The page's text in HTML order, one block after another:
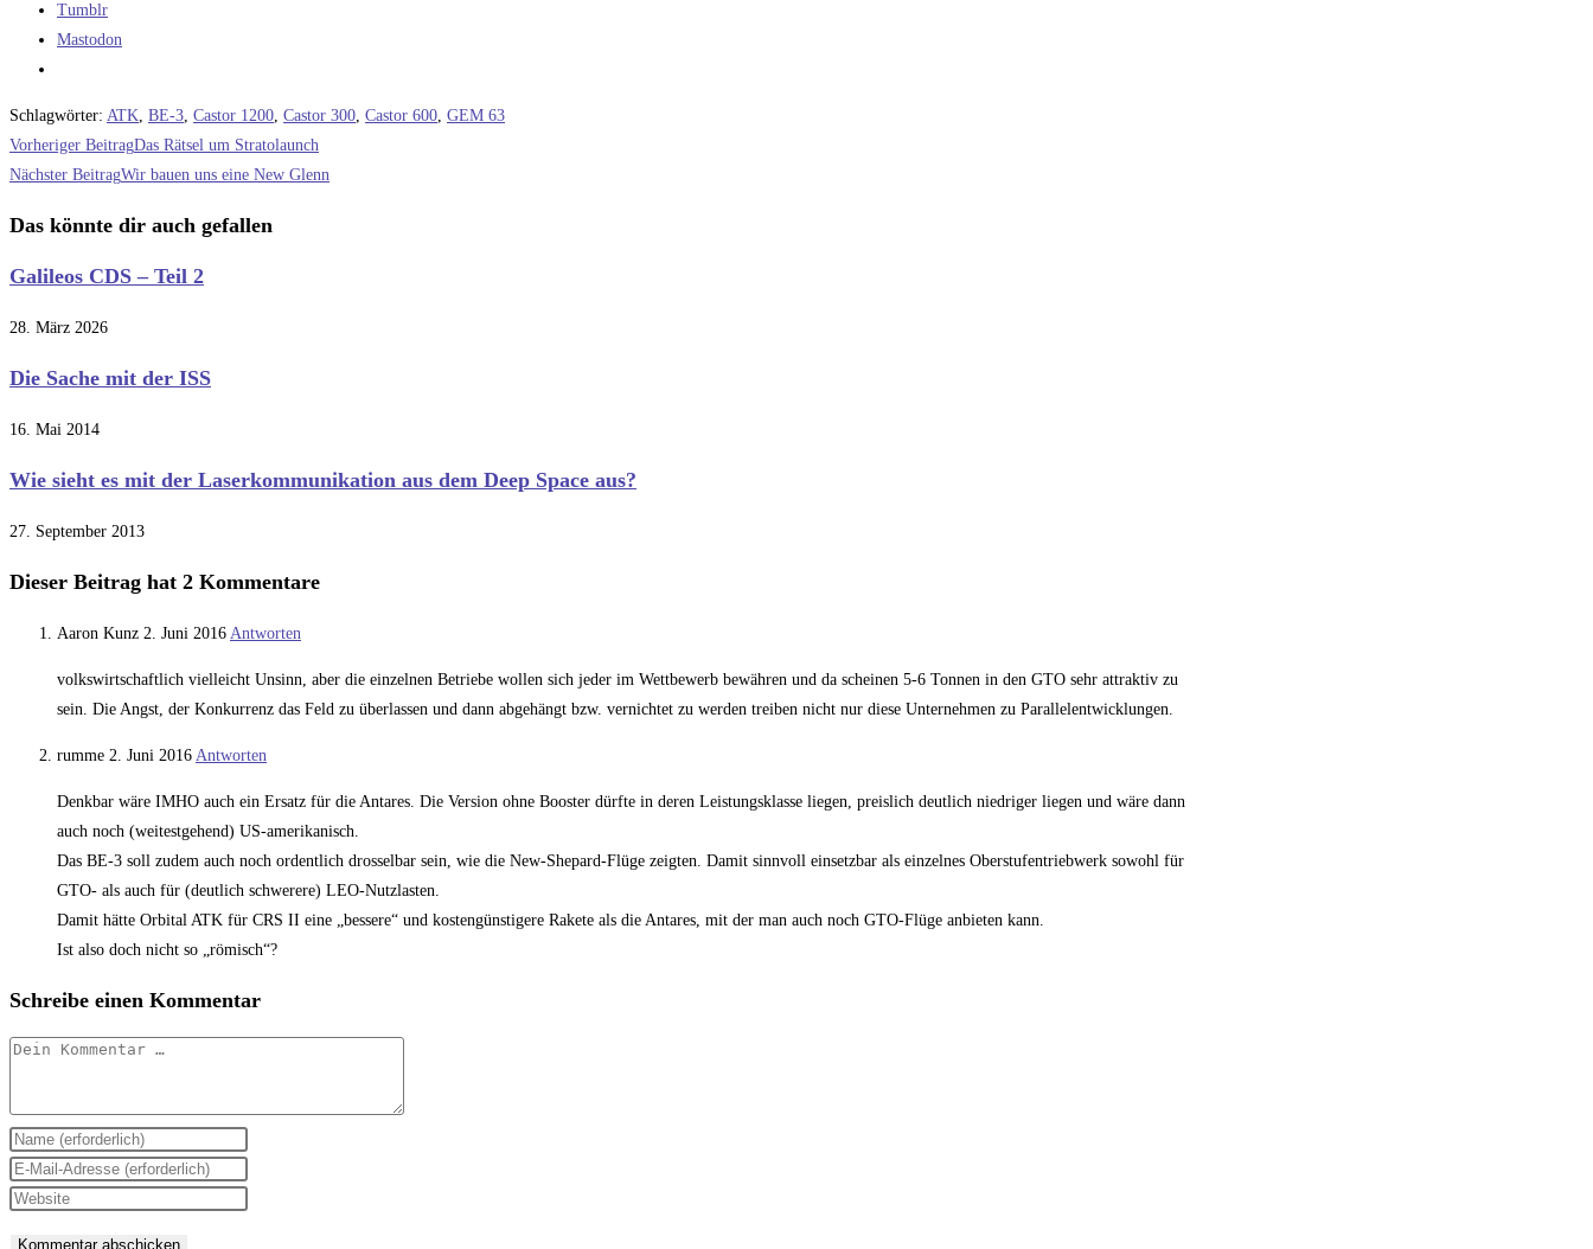
Tumblr
Mastodon
Schlagwörter: ATK, BE-3, Castor 1200, Castor 300, Castor 600, GEM 63
Weitere
Artikel
ansehen
Vorheriger BeitragDas Rätsel um Stratolaunch
Nächster BeitragWir bauen uns eine New Glenn
Das könnte dir auch gefallen
Galileos CDS – Teil 2
28. März 2026
Die Sache mit der ISS
16. Mai 2014
Wie sieht es mit der Laserkommunikation aus dem Deep Space aus?
27. September 2013
Dieser Beitrag hat 2 Kommentare
Aaron Kunz 2. Juni 2016 Antworten
volkswirtschaftlich vielleicht Unsinn, aber die einzelnen Betriebe wollen sich jeder im Wettbewerb bewähren und da scheinen 5-6 Tonnen in den GTO sehr attraktiv zu
sein. Die Angst, der Konkurrenz das Feld zu überlassen und dann abgehängt bzw. vernichtet zu werden treiben nicht nur diese Unternehmen zu Parallelentwicklungen.
rumme 2. Juni 2016 Antworten
Denkbar wäre IMHO auch ein Ersatz für die Antares. Die Version ohne Booster dürfte in deren Leistungsklasse liegen, preislich deutlich niedriger liegen und wäre dann
auch noch (weitestgehend) US-amerikanisch.
Das BE-3 soll zudem auch noch ordentlich drosselbar sein, wie die New-Shepard-Flüge zeigten. Damit sinnvoll einsetzbar als einzelnes Oberstufentriebwerk sowohl für
GTO- als auch für (deutlich schwerere) LEO-Nutzlasten.
Damit hätte Orbital ATK für CRS II eine „bessere“ und kostengünstigere Rakete als die Antares, mit der man auch noch GTO-Flüge anbieten kann.
Ist also doch nicht so „römisch“?
Schreibe einen Kommentar
Kommentar
Gib
deinen
Namen
Gib
deine
Gib